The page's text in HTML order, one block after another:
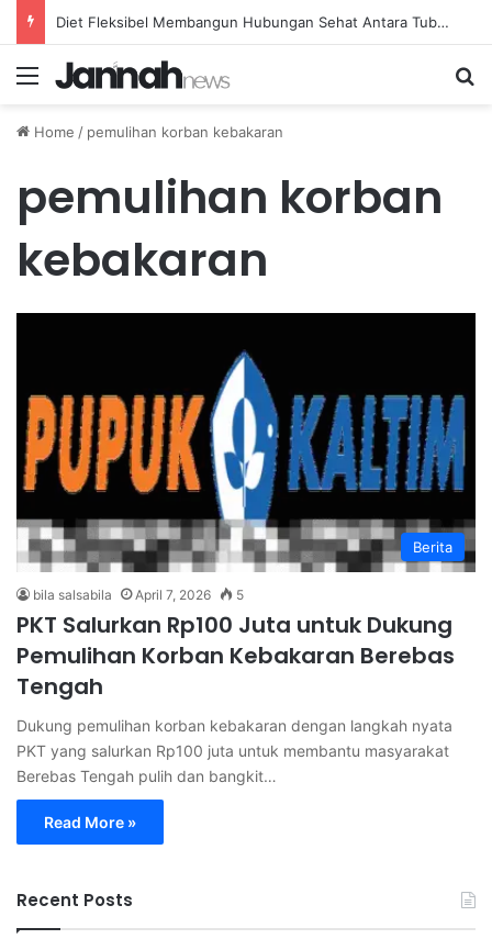
Diet Fleksibel Membangun Hubungan Sehat Antara Tubuh dan Makanan Sehari-hari
Menu
Home / pemulihan korban kebakaran
pemulihan korban
kebakaran
Berita
bila salsabila April 7, 2026 5
PKT Salurkan Rp100 Juta untuk Dukung
Pemulihan Korban Kebakaran Berebas
Tengah
Dukung pemulihan korban kebakaran dengan langkah nyata
PKT yang salurkan Rp100 juta untuk membantu masyarakat
Berebas Tengah pulih dan bangkit…
Read More »
Recent Posts